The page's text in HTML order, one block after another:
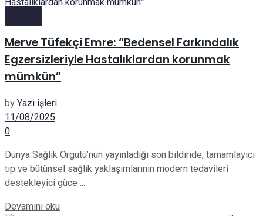
Merve Tüfekçi Emre: “Bedensel Farkındalık
Egzersizleriyle Hastalıklardan korunmak
mümkün”
byYazı işleri
11/08/2025
0
Dünya Sağlık Örgütü’nün yayınladığı son bildiride, tamamlayıcı
tıp ve bütünsel sağlık yaklaşımlarının modern tedavileri
destekleyici güce ...
Devamını okuDetails